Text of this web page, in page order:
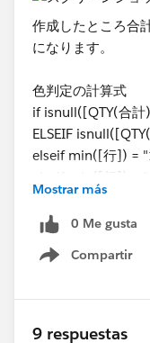
作成したところ合
になります。
色判定の計算式
​if isnull([QTY(合
ELSEIF
elseif min([行]) =
elseif min([行]) =
elseif min([行]) =
elseif min([行]) =
elseif min([行]) =
elseif min([行]) =
Mostrar más
0 Me gusta
Compartir
Show menu
9 respuestas